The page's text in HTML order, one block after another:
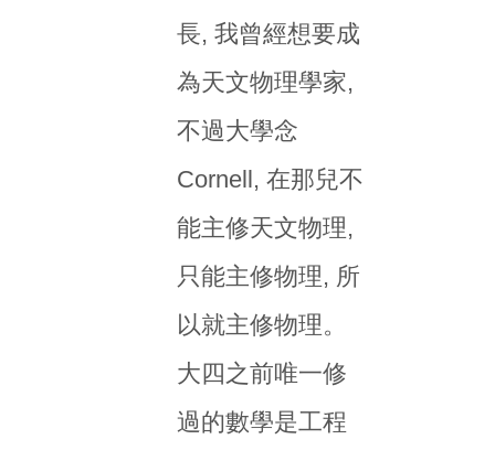
長, 我曾經想要成
為天文物理學家,
不過大學念
Cornell, 在那兒不
能主修天文物理,
只能主修物理, 所
以就主修物理。
大四之前唯一修
過的數學是工程